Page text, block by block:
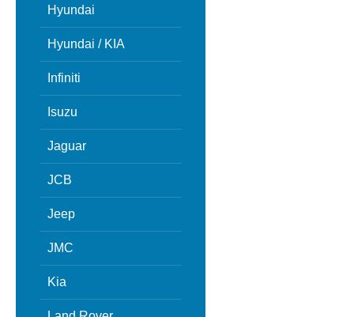
Hyundai
Hyundai / KIA
Infiniti
Isuzu
Jaguar
JCB
Jeep
JMC
Kia